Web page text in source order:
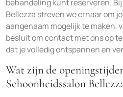
behandeling kunt reserveren.
Bellezza streven we ernaar om
aangenaam mogelijk te maken,
besluit om contact met ons op
dat je volledig ontspannen en
Wat zijn de
Schoonheidssalon